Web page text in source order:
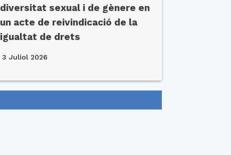
diversitat sexual i de gènere en
un acte de reivindicació de la
igualtat de drets
3 Juliol 2026